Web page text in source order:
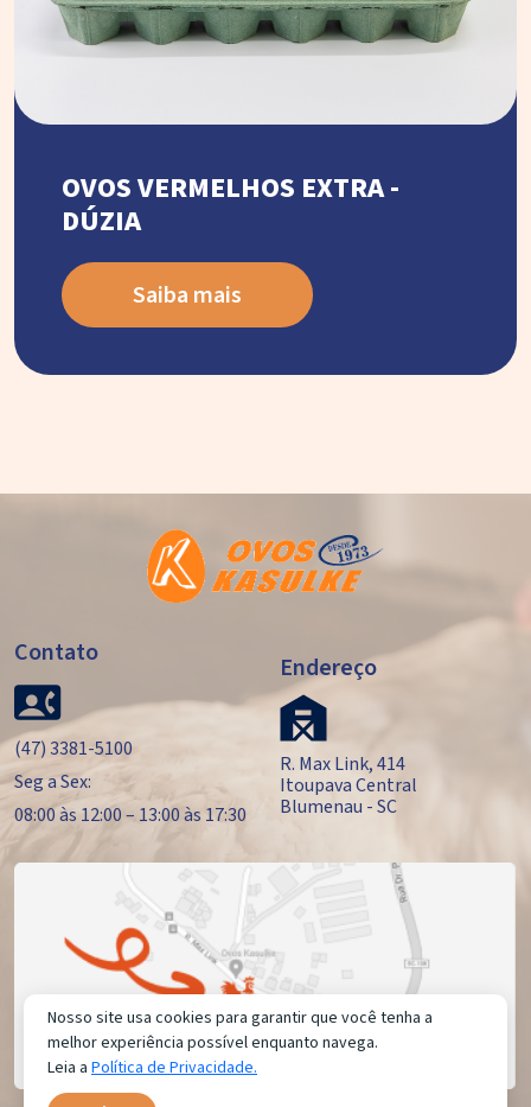
OVOS VERMELHOS EXTRA -
DÚZIA
Saiba mais
Contato
(47) 3381-5100
Seg a Sex:
08:00 às 12:00 – 13:00 às 17:30
Endereço
R. Max Link, 414
Itoupava Central
Blumenau - SC
Nosso site usa cookies para garantir que você tenha a
melhor experiência possível enquanto navega.
Leia a Política de Privacidade.